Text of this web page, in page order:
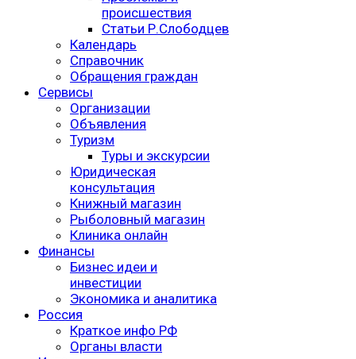
происшествия
Статьи Р.Слободцев
Календарь
Справочник
Обращения граждан
Сервисы
Организации
Объявления
Туризм
Туры и экскурсии
Юридическая
консультация
Книжный магазин
Рыболовный магазин
Клиника онлайн
Финансы
Бизнес идеи и
инвестиции
Экономика и аналитика
Россия
Краткое инфо РФ
Органы власти